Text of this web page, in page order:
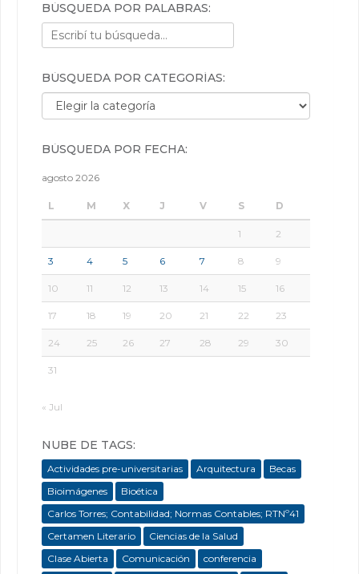
BÚSQUEDA POR PALABRAS:
BÚSQUEDA POR CATEGORÍAS:
Búsqueda por categorías:
BÚSQUEDA POR FECHA:
agosto 2026
L M X J V S D
1 2
3 4 5 6 7 8 9
10 11 12 13 14 15 16
17 18 19 20 21 22 23
24 25 26 27 28 29 30
31
« Jul
NUBE DE TAGS:
Actividades pre-universitarias Arquitectura
Becas
Bioimágenes
Bioética
Carlos Torres; Contabilidad; Normas Contables; RTNº41
Certamen Literario
Ciencias de la Salud
Clase Abierta
Comunicación
conferencia